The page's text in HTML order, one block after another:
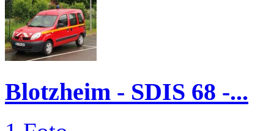
Blotzheim - SDIS 68 -...